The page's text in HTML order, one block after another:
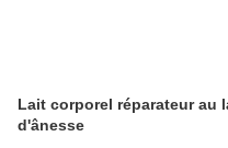
Lait corporel réparateur au
d'ânesse